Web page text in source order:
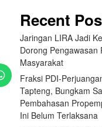
Recent
Jaringan LIRA Jadi
Dorong Pengawasan
Masyarakat
Fraksi PDI-
Tapteng, Bungkam
Pembahasan
Ini Belum Terlaksana